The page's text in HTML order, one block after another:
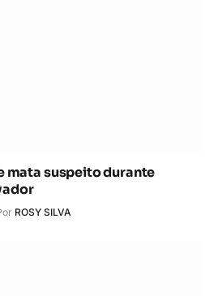
mata suspeito durante
ROSY SILVA